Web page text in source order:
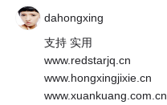
dahongxing
支持 实用
www.redstarjq.cn
www.hongxingjixie.cn
www.xuankuang.com.cn